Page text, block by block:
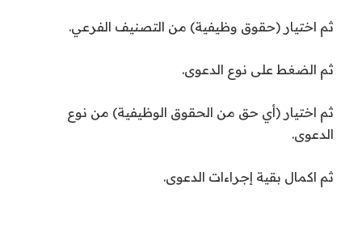
ثم اختيار (حقوق وظيفية) من التصنيف الفرعي.
ثم الضغط على نوع الدعوى.
ثم اختيار (أي حق من الحقوق الوظيفية) من نوع
الدعوى.
ثم اكمال بقية إجراءات الدعوى.